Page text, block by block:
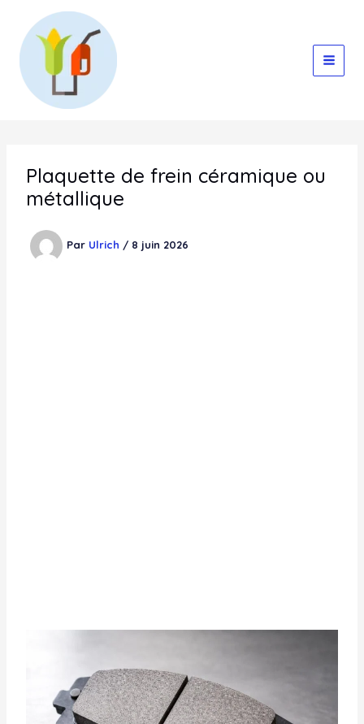
contenu
Plaquette de frein céramique ou
métallique
Par Ulrich / 8 juin 2026